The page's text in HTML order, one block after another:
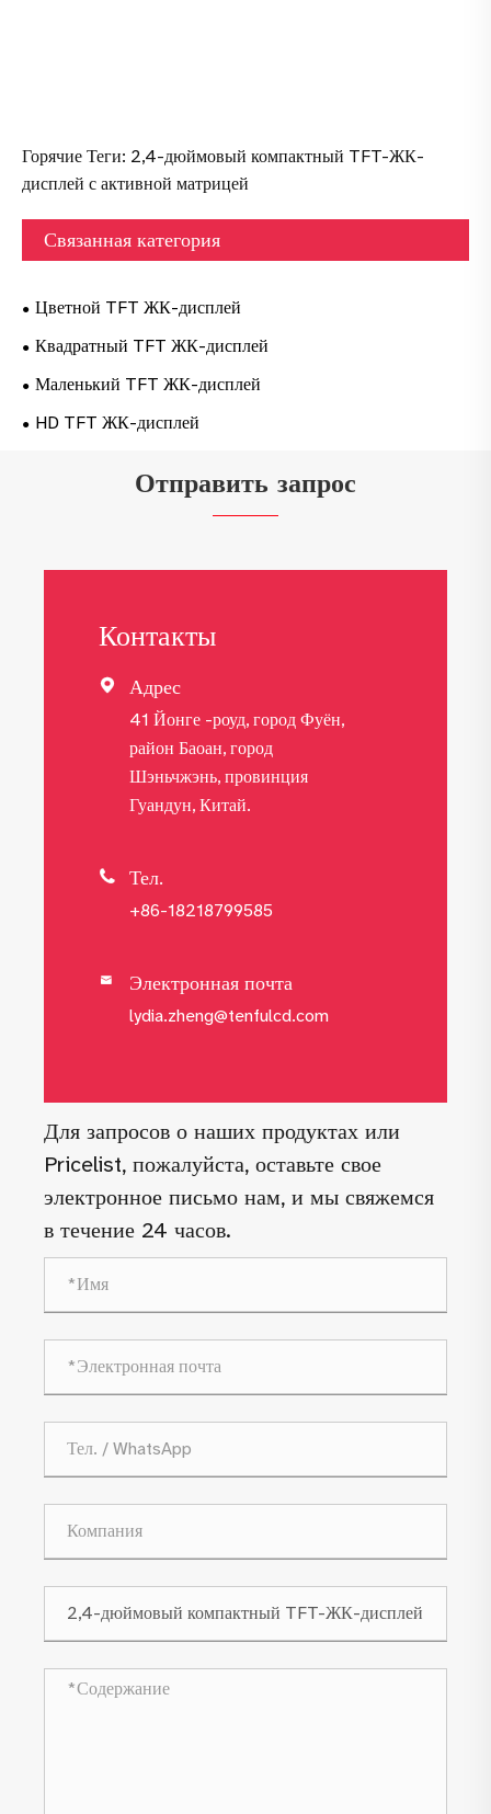
Горячие Теги: 2,4-дюймовый компактный TFT-ЖК-
дисплей с активной матрицей
Связанная категория
Цветной TFT ЖК-дисплей
Квадратный TFT ЖК-дисплей
Маленький TFT ЖК-дисплей
HD TFT ЖК-дисплей
Отправить запрос
Контакты
 Адрес
41 Йонге -роуд, город Фуён,
район Баоан, город
Шэньчжэнь, провинция
Гуандун, Китай.
 Тел.
+86-18218799585
 Электронная почта
lydia.zheng@tenfulcd.com
Для запросов о наших продуктах или
Pricelist, пожалуйста, оставьте свое
электронное письмо нам, и мы свяжемся
в течение 24 часов.